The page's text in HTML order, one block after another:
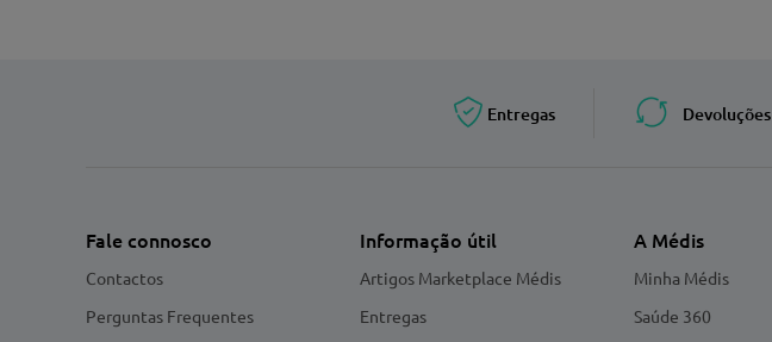
Entregas Devoluções
Fale connosco
Contactos
Perguntas Frequentes
Informação útil
Artigos Marketplace Médis
Entregas
A Médis
Minha Médis
Saúde 360